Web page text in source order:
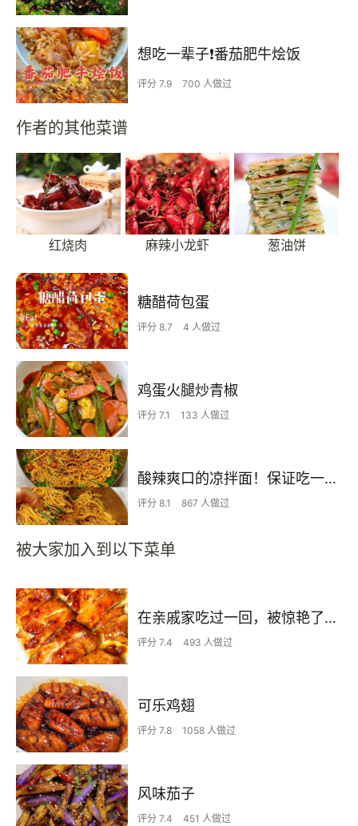
想吃一辈子❗️番茄肥牛烩饭
评分 7.9 700 人做过
作者的其他菜谱
红烧肉 麻辣小龙虾 葱油饼
糖醋荷包蛋
评分 8.7 4 人做过
鸡蛋火腿炒青椒
评分 7.1 133 人做过
酸辣爽口的凉拌面！保证吃一次就上瘾
评分 8.1 867 人做过
被大家加入到以下菜单
在亲戚家吃过一回，被惊艳了…
评分 7.4 493 人做过
可乐鸡翅
评分 7.8 1058 人做过
风味茄子
评分 7.4 451 人做过